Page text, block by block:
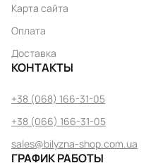
Карта сайта
Оплата
Доставка
КОНТАКТЫ
+38 (068) 166-31-05
+38 (066) 166-31-05
sales@bilyzna-shop.com.ua
ГРАФИК РАБОТЫ